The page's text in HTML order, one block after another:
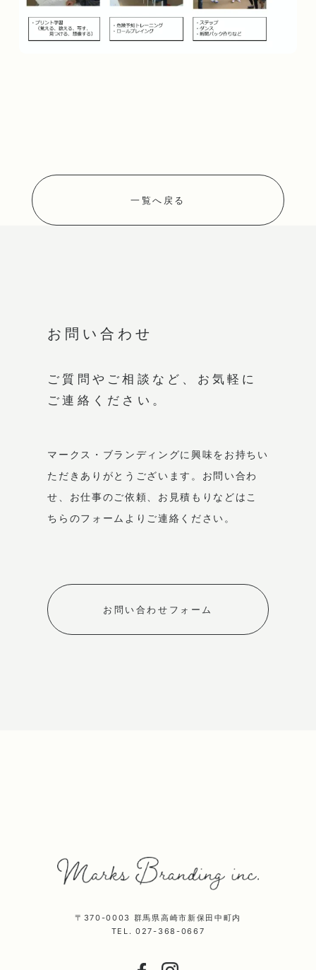
一覧へ戻る
お問い合わせ
ご質問やご相談など、 お気軽に
ご連絡ください。
マークス・ブランディングに興味をお持ちい
ただき ありがとうございます。 お問い合わ
せ、お仕事のご依頼、お見積もりなどは こ
ちらのフォームよりご連絡ください。
お問い合わせフォーム
〒370-0003 群馬県高崎市新保田中町内
TEL. 027-368-0667